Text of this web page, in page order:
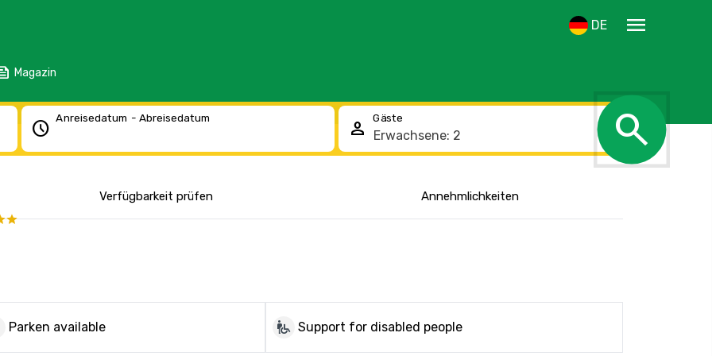
DE menu
Magazin
schedule Anreisedatum - Abreisedatum person Gäste search
Verfügbarkeit prüfen Annehmlichkeitenanzeigen
Parken available wheelchair_pickup Support for disabled people